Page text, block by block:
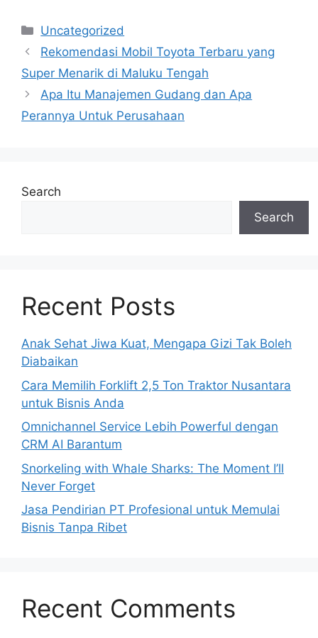
Categories
Uncategorized
Rekomendasi Mobil Toyota Terbaru yang
Super Menarik di Maluku Tengah
Apa Itu Manajemen Gudang dan Apa
Perannya Untuk Perusahaan
Search
Search
Recent Posts
Anak Sehat Jiwa Kuat, Mengapa Gizi Tak Boleh
Diabaikan
Cara Memilih Forklift 2,5 Ton Traktor Nusantara
untuk Bisnis Anda
Omnichannel Service Lebih Powerful dengan
CRM AI Barantum
Snorkeling with Whale Sharks: The Moment I’ll
Never Forget
Jasa Pendirian PT Profesional untuk Memulai
Bisnis Tanpa Ribet
Recent Comments